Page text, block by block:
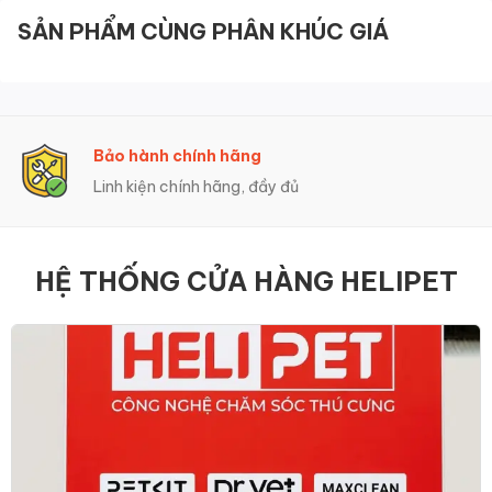
SẢN PHẨM CÙNG PHÂN KHÚC GIÁ
Bảo hành chính hãng
Linh kiện chính hãng, đầy đủ
HỆ THỐNG CỬA HÀNG HELIPET